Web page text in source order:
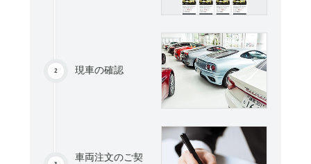
現車の確認
車両注文のご契